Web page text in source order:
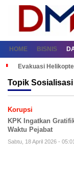
HOME BISNIS
Evakuasi
Topik
Korupsi
KPK Ingatkan
Waktu Pejabat
Sabtu, 18 April 2026 -